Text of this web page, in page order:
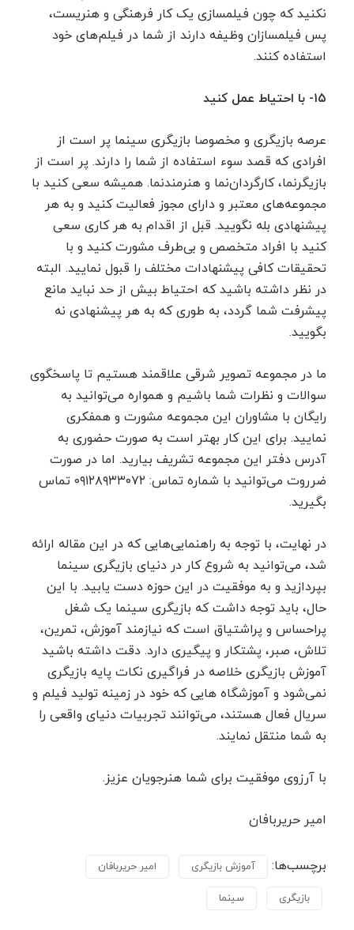
نکنید که چون فیلمسازی یک کار فرهنگی و هنریست،
پس فیلمسازان وظیفه دارند از شما در فیلم‌های خود
استفاده کنند.
۱۵- با احتیاط عمل کنید‍
عرصه بازیگری و مخصوصا بازیگری سینما پر است از
افرادی که قصد سوء استفاده از شما را دارند. پر است از
بازیگرنما، کارگردان‌نما و هنرمندنما. همیشه سعی کنید با
مجموعه‌های معتبر و دارای مجوز فعالیت کنید و به هر
پیشنهادی بله نگویید. قبل از اقدام به هر کاری سعی
کنید با افراد متخصص و بی‌طرف مشورت کنید و با
تحقیقات کافی پیشنهادات مختلف را قبول نمایید. البته
در نظر داشته باشید که احتیاط بیش از حد نباید مانع
پیشرفت شما گردد، به طوری که به هر پیشنهادی نه
بگویید.
ما در مجموعه تصویر شرقی علاقمند هستیم تا پاسخگوی
سوالات و نظرات شما باشیم و همواره می‌توانید به
رایگان با مشاوران این مجموعه مشورت و همفکری
نمایید. برای این کار بهتر است به صورت حضوری به
آدرس دفتر این مجموعه تشریف بیارید. اما در صورت
ضرروت می‌توانید با شماره تماس: ۰۹۱۲۸۹۳۳۰۷۲ تماس
بگیرید.
در نهایت، با توجه به راهنمایی‌هایی که در این مقاله ارائه
شد، می‌توانید به شروع کار در دنیای بازیگری سینما
بپردازید و به موفقیت در این حوزه دست یابید. با این
حال، باید توجه داشت که بازیگری سینما یک شغل
پراحساس و پراشتیاق است که نیازمند آموزش، تمرین،
تلاش، صبر، پشتکار و پیگیری دارد. دقت داشته باشید
آموزش بازیگری خلاصه در فراگیری نکات پایه بازیگری
نمی‌شود و آموزشگاه هایی که خود در زمینه تولید فیلم و
سریال فعال هستند، می‌توانند تجربیات دنیای واقعی را
به شما منتقل نمایند.
با آرزوی موفقیت برای شما هنرجویان عزیز.
امیر حریربافان
برچسب‌ها: آموزش بازیگری امیر حریربافان
بازیگری سینما